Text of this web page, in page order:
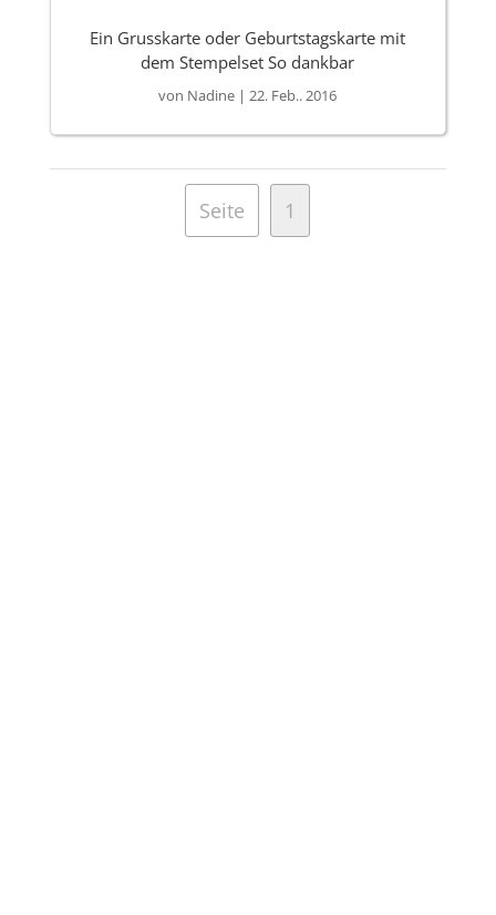
Ein Grusskarte oder Geburtstagskarte mit
dem Stempelset So dankbar
von Nadine |22. Feb.. 2016
Seite 1